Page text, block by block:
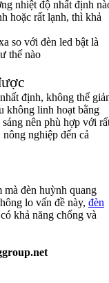
nhiệt độ nhất định
hoặc rất lạnh, thì khả
so với đèn led bật là
thế nào
định, không thể
không linh hoạt bằng
nên phù hợp với
nghiệp đến cả
đèn huỳnh quang
lo vấn đề này, đèn
khả năng chống và